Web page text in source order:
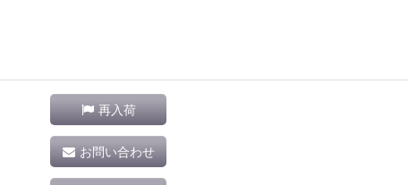
再入荷
お問い合わせ